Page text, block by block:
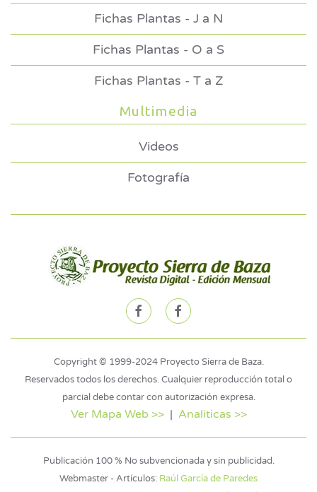
Fichas Plantas - J a N
Fichas Plantas - O a S
Fichas Plantas - T a Z
Multimedia
Videos
Fotografía
Copyright © 1999-2024 Proyecto Sierra de Baza.
Reservados todos los derechos. Cualquier reproducción total o
parcial debe contar con autorización expresa.
Ver Mapa Web >>| Analiticas >>
Publicación 100 % No subvencionada y sin publicidad.
Webmaster - Artículos: Raúl García de Paredes